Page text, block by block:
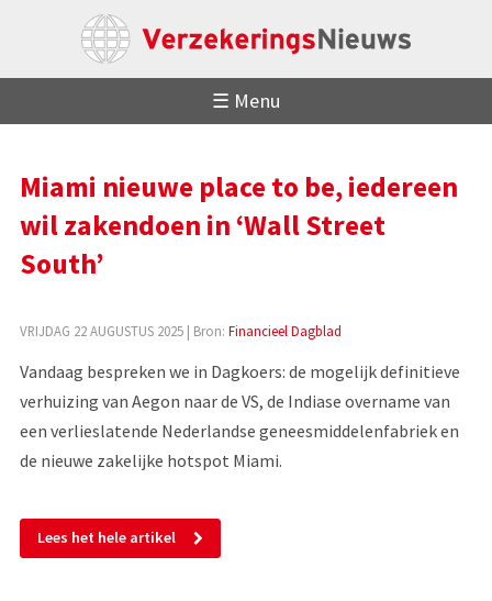
☰ Menu
Miami nieuwe place to be, iedereen
wil zakendoen in ‘Wall Street
South’
VRIJDAG 22 AUGUSTUS 2025| Bron: Financieel Dagblad
Vandaag bespreken we in Dagkoers: de mogelijk definitieve
verhuizing van Aegon naar de VS, de Indiase overname van
een verlieslatende Nederlandse geneesmiddelenfabriek en
de nieuwe zakelijke hotspot Miami.
Lees het hele artikel